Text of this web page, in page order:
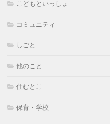
こどもといっしょ
コミュニティ
しごと
他のこと
住むとこ
保育・学校